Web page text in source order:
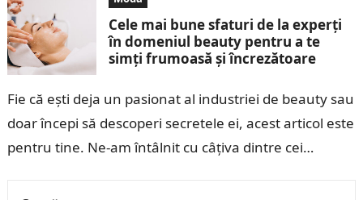
Cele mai bune sfaturi de la experți
în domeniul beauty pentru a te
simți frumoasă și încrezătoare
Fie că ești deja un pasionat al industriei de beauty sau
doar începi să descoperi secretele ei, acest articol este
pentru tine. Ne-am întâlnit cu câțiva dintre cei…